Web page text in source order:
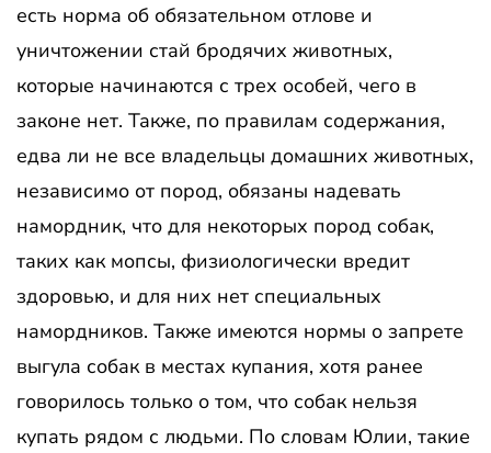
есть норма об обязательном отлове и
уничтожении стай бродячих животных,
которые начинаются с трех особей, чего в
законе нет. Также, по правилам содержания,
едва ли не все владельцы домашних животных,
независимо от пород, обязаны надевать
намордник, что для некоторых пород собак,
таких как мопсы, физиологически вредит
здоровью, и для них нет специальных
намордников. Также имеются нормы о запрете
выгула собак в местах купания, хотя ранее
говорилось только о том, что собак нельзя
купать рядом с людьми. По словам Юлии, такие